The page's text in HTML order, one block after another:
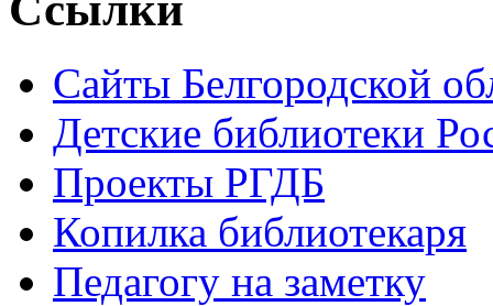
Сайты Белгородской
Детские библиотеки
Проекты РГДБ
Копилка библиотекаря
Педагогу на заметку